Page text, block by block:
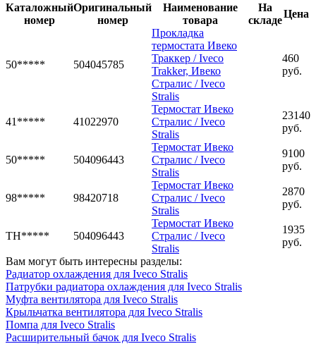
Каталожный
номер
Оригинальный
номер
Наименование
товара
На
складе
Цена
50***** 504045785
Прокладка
термостата Ивеко
Траккер / Iveco
Trakker, Ивеко
Стралис / Iveco
Stralis
460
руб.
41***** 41022970
Термостат Ивеко
Стралис / Iveco
Stralis
23140
руб.
50***** 504096443
Термостат Ивеко
Стралис / Iveco
Stralis
9100
руб.
98***** 98420718
Термостат Ивеко
Стралис / Iveco
Stralis
2870
руб.
TH***** 504096443
Термостат Ивеко
Стралис / Iveco
Stralis
1935
руб.
Вам могут быть интересны разделы:
Радиатор охлаждения для Iveco Stralis
Патрубки радиатора охлаждения для Iveco Stralis
Муфта вентилятора для Iveco Stralis
Крыльчатка вентилятора для Iveco Stralis
Помпа для Iveco Stralis
Расширительный бачок для Iveco Stralis